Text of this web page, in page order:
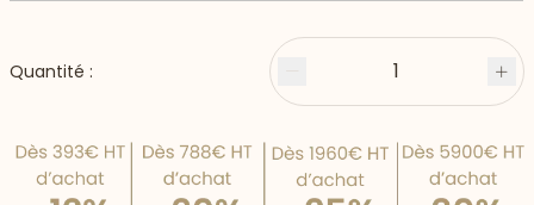
Quantité : Moins 1